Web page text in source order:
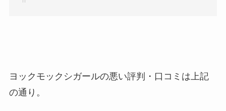
ヨックモックシガールの悪い評判・口コミは上記
の通り。